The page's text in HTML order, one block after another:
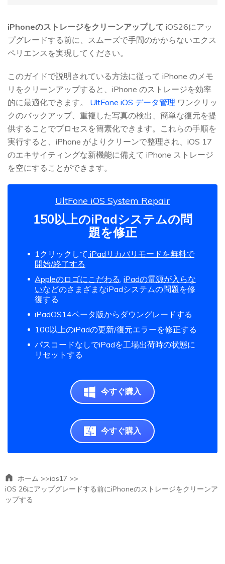
iPhoneのストレージをクリーンアップして iOS26にアッ
プグレードする前に、スムーズで手間のかからないエクス
ペリエンスを実現してください。
このガイドで説明されている方法に従って iPhone のメモ
リをクリーンアップすると、iPhone のストレージを効率
的に最適化できます。 UltFone iOS データ管理 ワンクリッ
クのバックアップ、重複した写真の検出、簡単な復元を提
供することでプロセスを簡素化できます。これらの手順を
実行すると、iPhone がよりクリーンで整理され、iOS 17
のエキサイティングな新機能に備えて iPhone ストレージ
を空にすることができます。
UltFone iOS System Repair
150以上のiPadシステムの問
題を修正
1クリックして iPadリカバリモードを無料で
開始/終了する
Appleのロゴにこだわる iPadの電源が入らな
いなどのさまざまなiPadシステムの問題を修
復する
iPadOS14ベータ版からダウングレードする
100以上のiPadの更新/復元エラーを修正する
パスコードなしでiPadを工場出荷時の状態に
リセットする
今すぐ購入
今すぐ購入
ホーム >>ios17 >>
iOS 26にアップグレードする前にiPhoneのストレージをクリーンア
ップする